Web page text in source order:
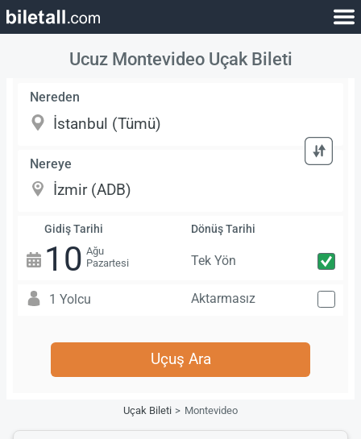
Ucuz Montevideo Uçak Bileti
Nereden
Nereye
Gidiş Tarihi
10 Ağu
Pazartesi
Dönüş Tarihi
Tek Yön
1 Yolcu Aktarmasız
Uçuş Ara
Uçak Bileti Montevideo